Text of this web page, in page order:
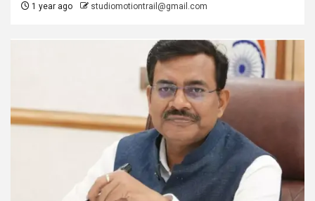
1 year ago studiomotiontrail@gmail.com